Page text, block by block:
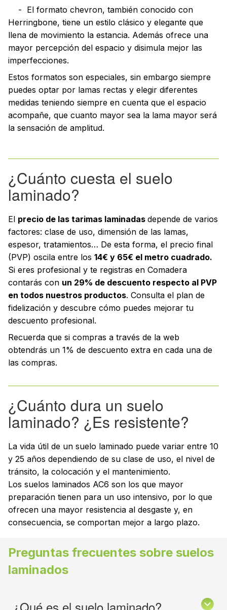
- El formato chevron, también conocido con
Herringbone, tiene un estilo clásico y elegante que
llena de movimiento la estancia. Además ofrece una
mayor percepción del espacio y disimula mejor las
imperfecciones.
Estos formatos son especiales, sin embargo siempre
puedes optar por lamas rectas y elegir diferentes
medidas teniendo siempre en cuenta que el espacio
acompañe, que cuanto mayor sea la lama mayor será
la sensación de amplitud.
¿Cuánto cuesta el suelo
laminado?
El precio de las tarimas laminadas depende de varios
factores: clase de uso, dimensión de las lamas,
espesor, tratamientos… De esta forma, el precio final
(PVP) oscila entre los 14€ y 65€ el metro cuadrado.
Si eres profesional y te registras en Comadera
contarás con un 29% de descuento respecto al PVP
en todos nuestros productos. Consulta el plan de
fidelización y descubre cómo puedes mejorar tu
descuento profesional.
Recuerda que si compras a través de la web
obtendrás un 1% de descuento extra en cada una de
las compras.
¿Cuánto dura un suelo
laminado? ¿Es resistente?
La vida útil de un suelo laminado puede variar entre 10
y 25 años dependiendo de su clase de uso, el nivel de
tránsito, la colocación y el mantenimiento.
Los suelos laminados AC6 son los que mayor
preparación tienen para un uso intensivo, por lo que
ofrecen una mayor resistencia al desgaste y, en
consecuencia, se comportan mejor a largo plazo.
Preguntas frecuentes sobre suelos
laminados